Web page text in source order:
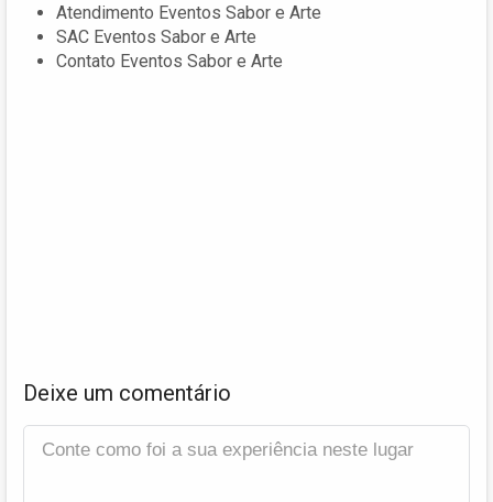
Atendimento Eventos Sabor e Arte
SAC Eventos Sabor e Arte
Contato Eventos Sabor e Arte
Deixe um comentário